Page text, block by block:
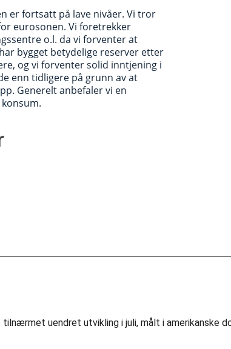
er fortsatt på lave nivåer. Vi tror
eurosonen. Vi foretrekker
o.l. da vi forventer at
bygget betydelige reserver etter
og vi forventer solid inntjening i
enn tidligere på grunn av at
Generelt anbefaler vi en
tilnærmet uendret utvikling i juli, målt i amerikanske